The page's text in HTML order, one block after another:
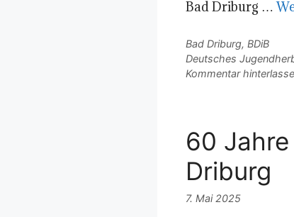
Bad Driburg …
Kategorien
Bad Driburg, BDiB
Schlagwörter
Deutsches
Kommentar
60
Driburg
7. Mai 2025